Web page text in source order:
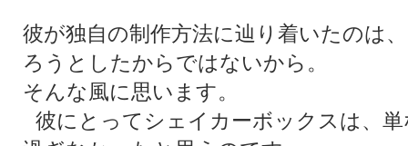
彼が独自の制作方法に辿り着いたのは
ろうとしたからではないから。
そんな風に思います。
彼にとってシェイカーボックスは、